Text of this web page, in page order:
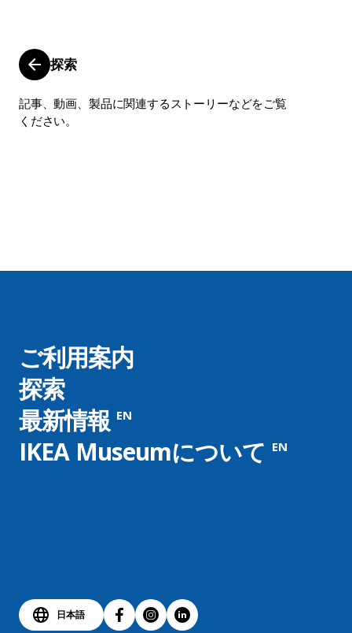
探索
記事、動画、製品に関連するストーリーなどをご覧
ください。
ご利用案内
探索
最新情報 EN
IKEA Museumについて EN
日本語